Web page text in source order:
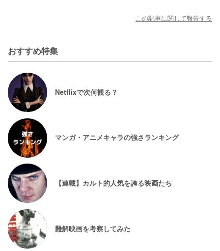
この記事に関して報告する
おすすめ特集
Netflixで次何観る？
マンガ・アニメキャラの強さランキング
【連載】カルト的人気を誇る映画たち
難解映画を考察してみた